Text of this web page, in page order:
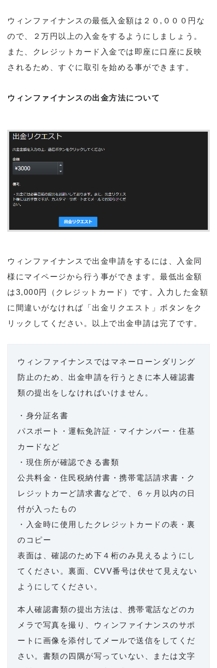
ウィンファイナンスの最低入金額は２０,０００円な
ので、２万円以上の入金をするようにしましょう。
また、クレジットカード入金では即座に口座に反映
されるため、すぐに取引を始める事ができます。
ウィンファイナンスの出金方法について
ウィンファイナンスで出金申請をするには、入金同
様にマイページから行う事ができます。最低出金額
は3,000円（クレジットカード）です。入力した金額
に間違いがなければ「出金リクエスト」ボタンをク
リックしてください。以上で出金申請は完了です。
ウィンファイナンスではマネーローンダリング
防止のため、出金申請を行うときに本人確認書
類の提出をしなければいけません。
・身分証名書
パスポート・運転免許証・マイナンバー・住基
カードなど
・現住所が確認できる書類
公共料金・住民税納付書・携帯電話請求書・ク
レジットカーど請求書などで、６ヶ月以内の日
付が入ったもの
・入金時に使用したクレジットカードの表・裏
のコピー
表面は、確認のため下４桁のみ見えるようにし
てください。裏面、CVV番号は伏せて見えない
ようにしてください。
本人確認書類の提出方法は、携帯電話などのカ
メラで写真を撮り、ウィンファイナンスのサポ
ートに画像を添付してメールで送信をしてくだ
さい。書類の四隅が写っていない、または文字